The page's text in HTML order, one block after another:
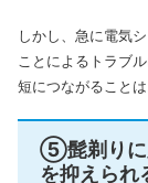
しかし、急に電気
ことによるトラブ
短につながること
⑤髭剃りに
を抑えられ